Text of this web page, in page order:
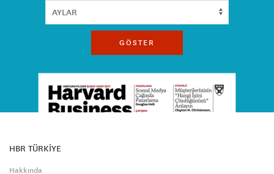
GÖSTER
HBR TÜRKİYE
Hakkında